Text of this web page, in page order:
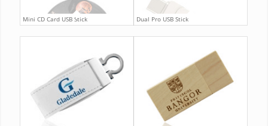
Mini CD Card USB Stick Dual Pro USB Stick